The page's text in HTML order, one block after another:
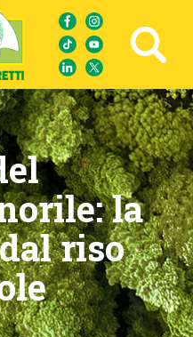
la
riso